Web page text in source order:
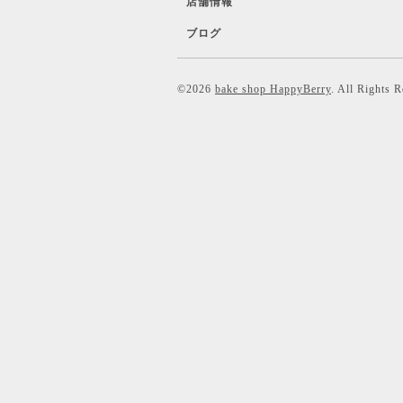
ブログ
©2026 bake shop HappyBerry. All Rights